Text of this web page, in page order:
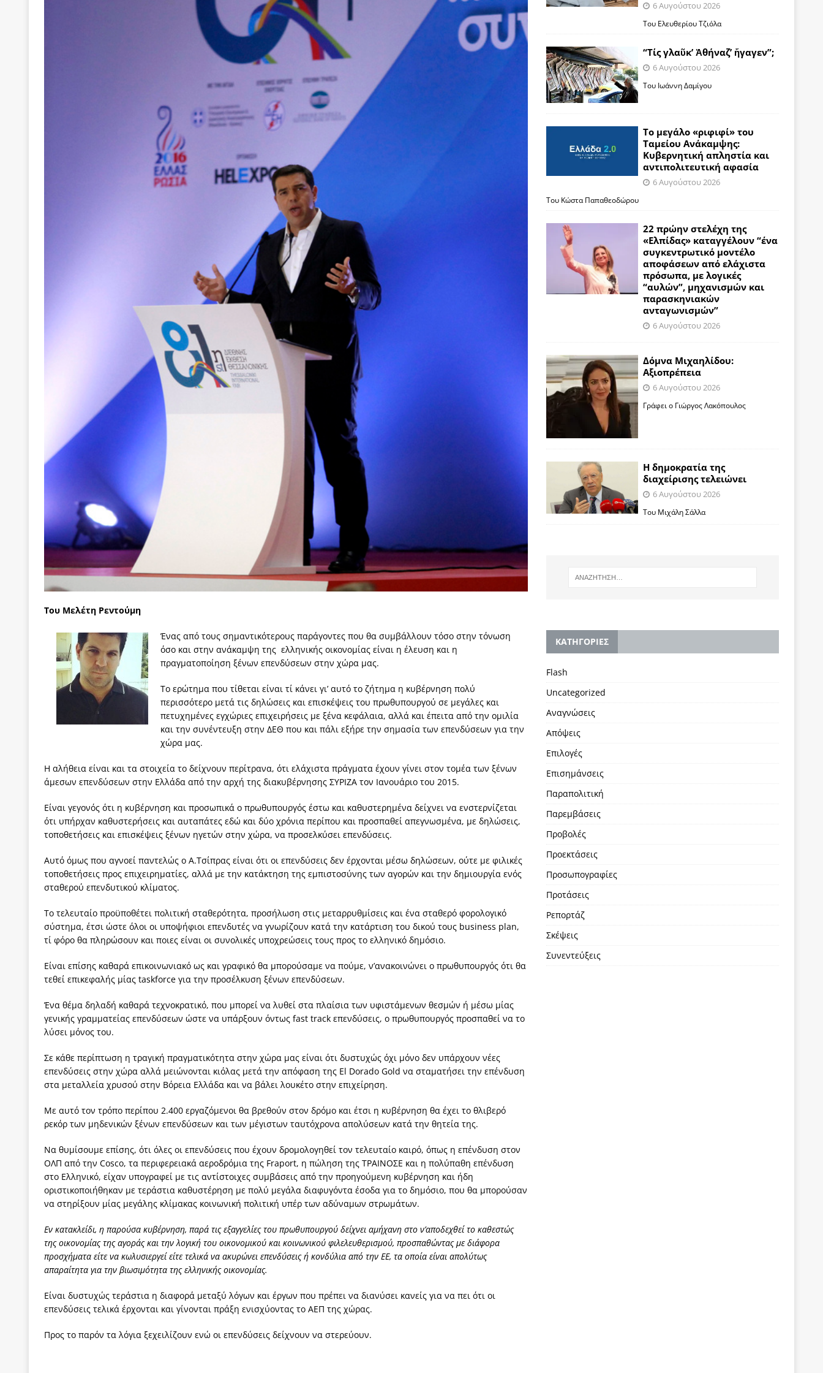
Η γενεαλογία του φασισμού: από τον Αντιδιαφωτισμό στον ψηφιακό Κοινωνικό Δαρβινισμό
Εφημερίδα «Εστία»: Όταν η δημοσιογραφία βάζει τα χέρια της και βγάζει τα μάτια της
ΑΠΟΨΕΙΣ
Η συμφωνία πυρηνικής συνεργασίας ΗΠΑ-Σαουδικής Αραβίας
Τα γεγονότα της Τηλλυρίας και το Σχέδιο Άτσεσον
ΑΠΟΨΕΙΣ
[ 4 Αυγούστου 2026 ]
Tηλεοπτικοί “Mega-Fiers”…
ΑΠΟΨΕΙΣ
[ 4 Αυγούστου 2026 ] Κώστας Τσουκαλάς: Αντιπολίτευση ΠΡΟΒΟΛΕΣ
Του Μελέτη Ρεντούμη
Ένας από τους σημαντικότερους παράγοντες που θα συμβάλλουν τόσο στην τόνωση
όσο και στην ανάκαμψη της ελληνικής οικονομίας είναι η έλευση και η
πραγματοποίηση ξένων επενδύσεων στην χώρα μας.
Το ερώτημα που τίθεται είναι τί κάνει γι’ αυτό το ζήτημα η κυβέρνηση πολύ
περισσότερο μετά τις δηλώσεις και επισκέψεις του πρωθυπουργού σε μεγάλες και
πετυχημένες εγχώριες επιχειρήσεις με ξένα κεφάλαια, αλλά και έπειτα από την ομιλία
και την συνέντευξη στην ΔΕΘ που και πάλι εξήρε την σημασία των επενδύσεων για την
χώρα μας.
Η αλήθεια είναι και τα στοιχεία το δείχνουν περίτρανα, ότι ελάχιστα πράγματα έχουν γίνει στον τομέα των ξένων
άμεσων επενδύσεων στην Ελλάδα από την αρχή της διακυβέρνησης ΣΥΡΙΖΑ τον Ιανουάριο του 2015.
Είναι γεγονός ότι η κυβέρνηση και προσωπικά ο πρωθυπουργός έστω και καθυστερημένα δείχνει να ενστερνίζεται
ότι υπήρχαν καθυστερήσεις και αυταπάτες εδώ και δύο χρόνια περίπου και προσπαθεί απεγνωσμένα, με δηλώσεις,
τοποθετήσεις και επισκέψεις ξένων ηγετών στην χώρα, να προσελκύσει επενδύσεις.
Αυτό όμως που αγνοεί παντελώς ο Α.Τσίπρας είναι ότι οι επενδύσεις δεν έρχονται μέσω δηλώσεων, ούτε με φιλικές
τοποθετήσεις προς επιχειρηματίες, αλλά με την κατάκτηση της εμπιστοσύνης των αγορών και την δημιουργία ενός
σταθερού επενδυτικού κλίματος.
Το τελευταίο προϋποθέτει πολιτική σταθερότητα, προσήλωση στις μεταρρυθμίσεις και ένα σταθερό φορολογικό
σύστημα, έτσι ώστε όλοι οι υποψήφιοι επενδυτές να γνωρίζουν κατά την κατάρτιση του δικού τους business plan,
τί φόρο θα πληρώσουν και ποιες είναι οι συνολικές υποχρεώσεις τους προς το ελληνικό δημόσιο.
Είναι επίσης καθαρά επικοινωνιακό ως και γραφικό θα μπορούσαμε να πούμε, ν’ανακοινώνει ο πρωθυπουργός ότι θα
τεθεί επικεφαλής μίας taskforce για την προσέλκυση ξένων επενδύσεων.
Ένα θέμα δηλαδή καθαρά τεχνοκρατικό, που μπορεί να λυθεί στα πλαίσια των υφιστάμενων θεσμών ή μέσω μίας
γενικής γραμματείας επενδύσεων ώστε να υπάρξουν όντως fast track επενδύσεις, ο πρωθυπουργός προσπαθεί να το
λύσει μόνος του.
Σε κάθε περίπτωση η τραγική πραγματικότητα στην χώρα μας είναι ότι δυστυχώς όχι μόνο δεν υπάρχουν νέες
επενδύσεις στην χώρα αλλά μειώνονται κιόλας μετά την απόφαση της El Dorado Gold να σταματήσει την επένδυση
στα μεταλλεία χρυσού στην Βόρεια Ελλάδα και να βάλει λουκέτο στην επιχείρηση.
Με αυτό τον τρόπο περίπου 2.400 εργαζόμενοι θα βρεθούν στον δρόμο και έτσι η κυβέρνηση θα έχει το θλιβερό
ρεκόρ των μηδενικών ξένων επενδύσεων και των μέγιστων ταυτόχρονα απολύσεων κατά την θητεία της.
Να θυμίσουμε επίσης, ότι όλες οι επενδύσεις που έχουν δρομολογηθεί τον τελευταίο καιρό, όπως η επένδυση στον
ΟΛΠ από την Cosco, τα περιφερειακά αεροδρόμια της Fraport, η πώληση της ΤΡΑΙΝΟΣΕ και η πολύπαθη επένδυση
στο Ελληνικό, είχαν υπογραφεί με τις αντίστοιχες συμβάσεις από την προηγούμενη κυβέρνηση και ήδη
οριστικοποιήθηκαν με τεράστια καθυστέρηση με πολύ μεγάλα διαφυγόντα έσοδα για το δημόσιο, που θα μπορούσαν
να στηρίξουν μίας μεγάλης κλίμακας κοινωνική πολιτική υπέρ των αδύναμων στρωμάτων.
Εν κατακλείδι, η παρούσα κυβέρνηση, παρά τις εξαγγελίες του πρωθυπουργού δείχνει αμήχανη στο ν’αποδεχθεί το καθεστώς
της οικονομίας της αγοράς και την λογική του οικονομικού και κοινωνικού φιλελευθερισμού, προσπαθώντας με διάφορα
προσχήματα είτε να κωλυσιεργεί είτε τελικά να ακυρώνει επενδύσεις ή κονδύλια από την ΕΕ, τα οποία είναι απολύτως
απαραίτητα για την βιωσιμότητα της ελληνικής οικονομίας.
Είναι δυστυχώς τεράστια η διαφορά μεταξύ λόγων και έργων που πρέπει να διανύσει κανείς για να πει ότι οι
επενδύσεις τελικά έρχονται και γίνονται πράξη ενισχύοντας το ΑΕΠ της χώρας.
Προς το παρόν τα λόγια ξεχειλίζουν ενώ οι επενδύσεις δείχνουν να στερεύουν.
6 Αυγούστου 2026
Του Ελευθερίου Τζιόλα
“Τίς γλαῦκ’ Ἀθήναζ’ ἤγαγεν”;
6 Αυγούστου 2026
Του Ιωάννη Δαμίγου
Το μεγάλο «ριφιφί» του
Ταμείου Ανάκαμψης:
Κυβερνητική απληστία και
αντιπολιτευτική αφασία
6 Αυγούστου 2026
Του Κώστα Παπαθεοδώρου
22 πρώην στελέχη της
«Ελπίδας» καταγγέλουν “ένα
συγκεντρωτικό μοντέλο
αποφάσεων από ελάχιστα
πρόσωπα, με λογικές
“αυλών”, μηχανισμών και
παρασκηνιακών
ανταγωνισμών”
6 Αυγούστου 2026
Δόμνα Μιχαηλίδου:
Αξιοπρέπεια
6 Αυγούστου 2026
Γράφει ο Γιώργος Λακόπουλος
Η δημοκρατία της
διαχείρισης τελειώνει
6 Αυγούστου 2026
Του Μιχάλη Σάλλα
KΑΤΗΓΟΡΙΕΣ
Flash
Uncategorized
Αναγνώσεις
Απόψεις
Επιλογές
Επισημάνσεις
Παραπολιτική
Παρεμβάσεις
Προβολές
Προεκτάσεις
Προσωπογραφίες
Προτάσεις
Ρεπορτάζ
Σκέψεις
Συνεντεύξεις